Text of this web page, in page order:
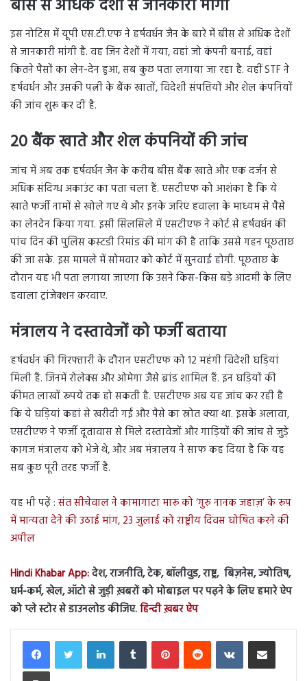
बीस से अधिक देशों से जानकारी मांगी
इस नोटिस में यूपी एस.टी.एफ ने हर्षवर्धन जैन के बारे में बीस से अधिक देशों
से जानकारी मांगी है. वह जिन देशों में गया, वहां जो कंपनी बनाई, वहां
कितने पैसों का लेन-देन हुआ, सब कुछ पता लगाया जा रहा है. वहीं STF ने
हर्षवर्धन और उसकी पत्नी के बैंक खातों, विदेशी संपत्तियों और शेल कंपनियों
की जांच शुरू कर दी है.
20 बैंक खाते और शेल कंपनियों की जांच
जांच में अब तक हर्षवर्धन जैन के करीब बीस बैंक खाते और एक दर्जन से
अधिक संदिग्ध अकाउंट का पता चला हैं. एसटीएफ को आशंका है कि ये
खाते फर्जी नामों से खोले गए थे और इनके जरिए हवाला के माध्यम से पैसे
का लेनदेन किया गया. इसी सिलसिले में एसटीएफ ने कोर्ट से हर्षवर्धन की
पांच दिन की पुलिस कस्टडी रिमांड की मांग की है ताकि उससे गहन पूछताछ
की जा सके. इस मामले में सोमवार को कोर्ट में सुनवाई होगी. पूछताछ के
दौरान यह भी पता लगाया जाएगा कि उसने किस-किस बड़े आदमी के लिए
हवाला ट्रांजेक्शन करवाए.
मंत्रालय ने दस्तावेजों को फर्जी बताया
हर्षवर्धन की गिरफ्तारी के दौरान एसटीएफ को 12 महंगी विदेशी घड़ियां
मिली हैं. जिनमें रोलेक्स और ओमेगा जैसे ब्रांड शामिल हैं. इन घड़ियों की
कीमत लाखों रूपये तक हो सकती है. एसटीएफ अब यह जांच कर रही है
कि ये घड़ियां कहां से खरीदी गईं और पैसे का स्रोत क्या था. इसके अलावा,
एसटीएफ ने फर्जी दूतावास से मिले दस्तावेजों और गाड़ियों की जांच से जुड़े
कागज मंत्रालय को भेजे थे, और अब मंत्रालय ने साफ कह दिया है कि यह
सब कुछ पूरी तरह फर्जी है.
यह भी पढ़ें : संत सीचेवाल ने कामागाटा मारू को ‘गुरु नानक जहाज़’ के रूप
में मान्यता देने की उठाई मांग, 23 जुलाई को राष्ट्रीय दिवस घोषित करने की
अपील
Hindi Khabar App:देश, राजनीति, टेक, बॉलीवुड, राष्ट्र, बिज़नेस, ज्योतिष,
धर्म-कर्म, खेल, ऑटो से जुड़ी ख़बरों को मोबाइल पर पढ़ने के लिए हमारे ऐप
को प्ले स्टोर से डाउनलोड कीजिए.हिन्दी ख़बर ऐप
LinkedInTumblr PinterestReddit VKontakteShare via Email
Print